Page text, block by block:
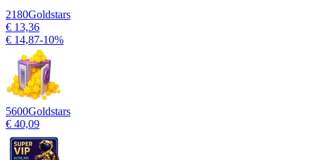
2180Goldstars
€ 13,36
€ 14,87-10%
5600Goldstars
€ 40,09